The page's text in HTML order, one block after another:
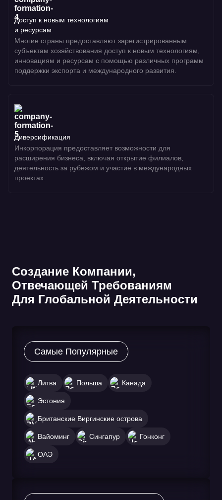
Доступ к новым технологиям
и ресурсам
Многие страны предоставляют зарегистрированным
субъектам хозяйствования доступ к новым технологиям,
инновациям и ресурсам с помощью различных программ
поддержки экспорта и международного развития.
Диверсификация
Инкорпорация предоставляет возможности для
расширения бизнеса, включая открытие филиалов,
деятельность за рубежом и участие в международных
проектах.
Создание Компании,
Отвечающей Требованиям
Для Глобальной Деятельности
Самые Популярные
Литва Польша Канада
Эстония
Британские Виргинские острова
Вайоминг Сингапур Гонконг
ОАЭ